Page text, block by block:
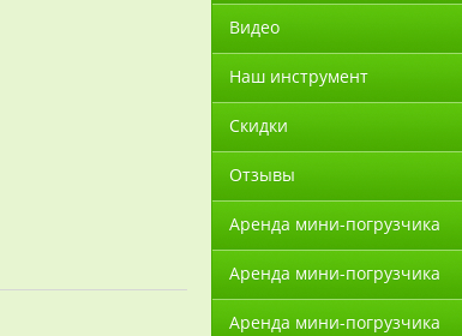
Видео
Наш инструмент
Скидки
Отзывы
Аренда мини-погрузчика
Аренда мини-погрузчика
Аренда мини-погрузчика